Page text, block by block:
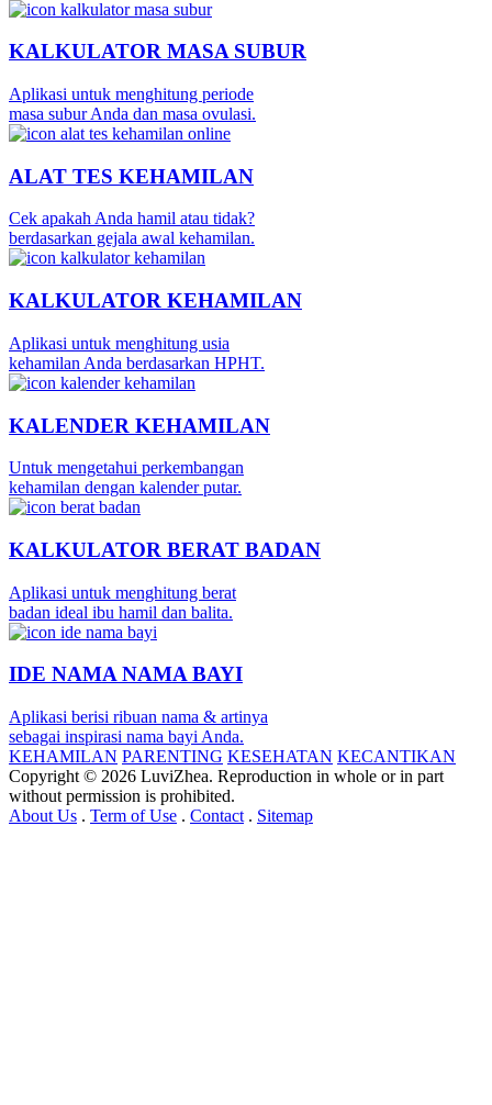
KALKULATOR MASA SUBUR
Aplikasi untuk menghitung periode
masa subur Anda dan masa ovulasi.
ALAT TES KEHAMILAN
Cek apakah Anda hamil atau tidak?
berdasarkan gejala awal kehamilan.
KALKULATOR KEHAMILAN
Aplikasi untuk menghitung usia
kehamilan Anda berdasarkan HPHT.
KALENDER KEHAMILAN
Untuk mengetahui perkembangan
kehamilan dengan kalender putar.
KALKULATOR BERAT BADAN
Aplikasi untuk menghitung berat
badan ideal ibu hamil dan balita.
IDE NAMA NAMA BAYI
Aplikasi berisi ribuan nama & artinya
sebagai inspirasi nama bayi Anda.
KEHAMILAN PARENTING KESEHATAN KECANTIKAN
Copyright © 2026 LuviZhea. Reproduction in whole or in part
without permission is prohibited.
About Us . Term of Use . Contact . Sitemap